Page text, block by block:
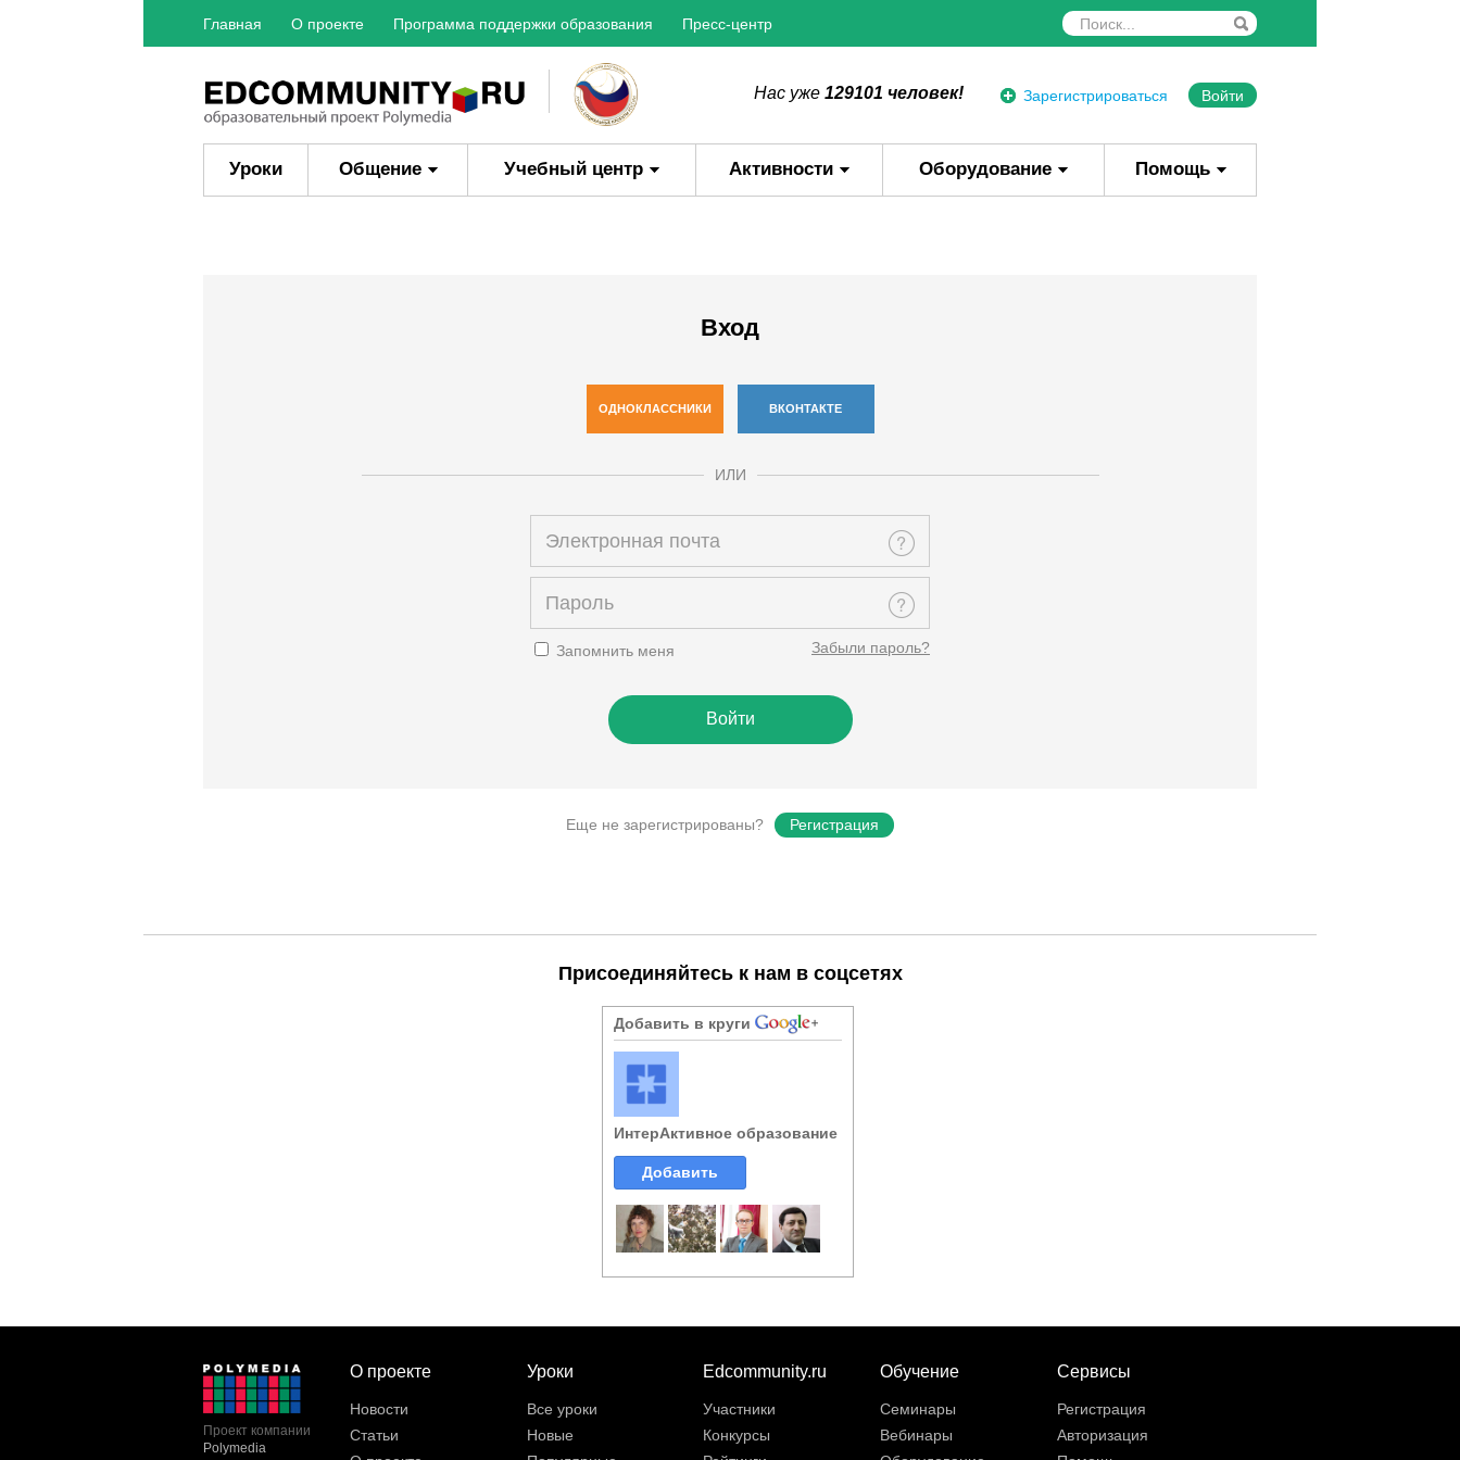
Главная О проекте Программа поддержки образования Пресс-центр
Зарегистрироваться Войти
Нас уже 129101 человек!
Уроки Общение Учебный центр Активности Оборудование Помощь
Вход
ОДНОКЛАССНИКИ ВКОНТАКТЕ
ИЛИ
Запомнить меня Забыли пароль?
Еще не зарегистрированы? Регистрация
Присоединяйтесь к нам в соцсетях
Добавить в круги
ИнтерАктивное образование
Добавить
Проект компании
Polymedia
О проекте
Новости
Статьи
Уроки
Все уроки
Новые
Edcommunity.ru
Участники
Конкурсы
Обучение
Семинары
Вебинары
Сервисы
Регистрация
Авторизация